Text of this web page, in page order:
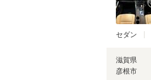
セダン
滋賀県
彦根市